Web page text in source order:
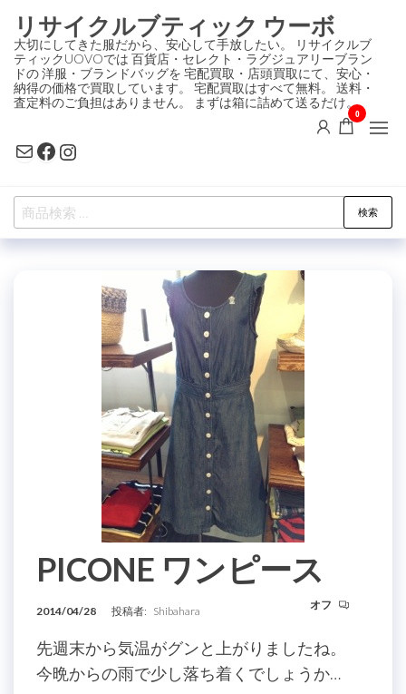
ン
テ
ン
ツ
プ
リサイクルブティック ウーボ
大切にしてきた服だから、安心して手放したい。 リサイクルブ
ティックUOVOでは 百貨店・セレクト・ラグジュアリーブラン
ドの 洋服・ブランドバッグを 宅配買取・店頭買取にて、安心・
納得の価格で買取しています。 宅配買取はすべて無料。 送料・
査定料のご負担はありません。 まずは箱に詰めて送るだけ。
MailFacebook
Instagram
0
検
索
検索
PICONE ワンピース
2014/04/28 投稿者: Shibahara オフ
先週末から気温がグンと上がりましたね。
今晩からの雨で少し落ち着くでしょうか…